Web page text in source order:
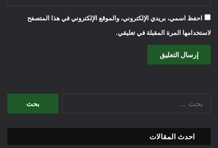
احفظ اسمي، بريدي الإلكتروني، والموقع الإلكتروني في هذا المتصفح
لاستخدامها المرة المقبلة في تعليقي.
احدث المقالات